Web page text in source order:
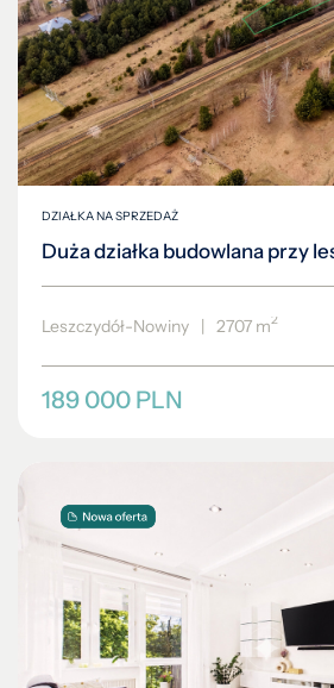
DZIAŁKA NA SPRZEDAŻ
Duża działka budowlana przy
Leszczydół-Nowiny | 2707 m2
189 000 PLN